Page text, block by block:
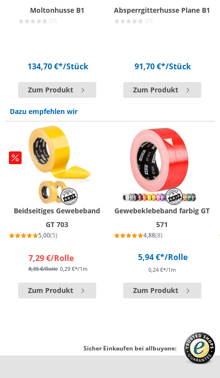
Moltonhusse B1
(0)
134,70 €*/Stück
Zum Produkt
Absperrgitterhusse Plane B1
(0)
91,70 €*/Stück
Zum Produkt
Dazu empfehlen wir
Beidseitiges Gewebeband
GT 703
5,00(5)
7,29 €/Rolle
8,35 €/Rolle 0,29 €*/1m
Zum Produkt
Gewebeklebeband farbig GT
571
4,88(8)
5,94 €*/Rolle
0,24 €*/1m
Zum Produkt
Sicher Einkaufen bei allbuyone: